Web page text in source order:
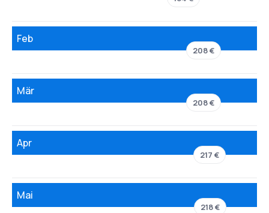
Feb
208 €
Mär
208 €
Apr
217 €
Mai
218 €